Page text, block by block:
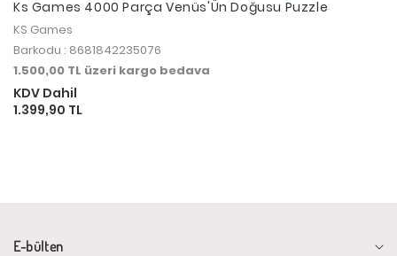
Ks Games 4000 Parça Venüs'Ün Doğusu Puzzle
KS Games
Barkodu : 8681842235076
1.500,00 TL üzeri kargo bedava
KDV Dahil
1.399,90 TL
E-bülten